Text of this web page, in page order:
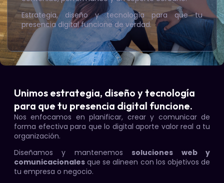
Estrategia, diseño y tecnología para que tu
presencia digital funcione de verdad.
Unimos estrategia, diseño y tecnología
para que tu presencia digital funcione.
Nos enfocamos en planificar, crear y comunicar de
forma efectiva para que lo digital aporte valor real a tu
organización.
Diseñamos y mantenemos soluciones web y
comunicacionales que se alineen con los objetivos de
tu empresa o negocio.